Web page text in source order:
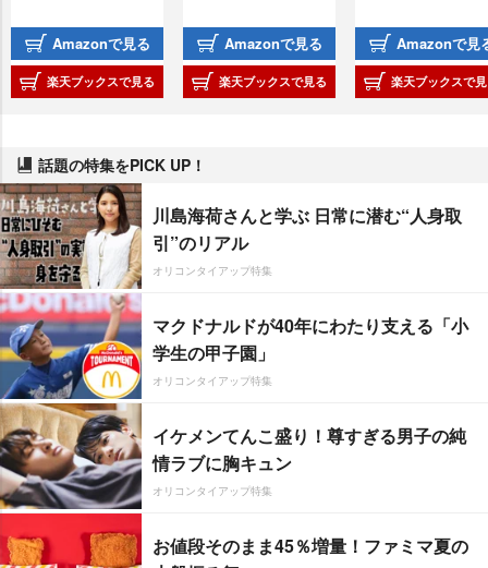
Amazonで見る
楽天ブックスで見る
Amazonで見る
楽天ブックスで見る
Amazonで見
楽天ブックスで
話題の特集をPICK UP！
川島海荷さんと学ぶ 日常に潜む“人身取
引”のリアル
オリコンタイアップ特集
マクドナルドが40年にわたり支える「小
学生の甲子園」
オリコンタイアップ特集
イケメンてんこ盛り！尊すぎる男子の純
情ラブに胸キュン
オリコンタイアップ特集
お値段そのまま45％増量！ファミマ夏の